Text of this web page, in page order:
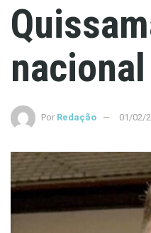
nacional
Por Redação 01/02/